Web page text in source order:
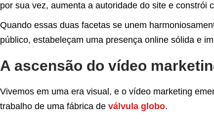
por sua vez, aumenta a autoridade do site e constrói
Quando essas duas facetas se unem
público, estabeleçam uma presença online sólida e
A ascensão do vídeo
Vivemos em uma era visual, e o vídeo marketing
trabalho de uma fábrica de válvula globo.